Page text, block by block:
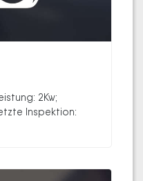
2Kw;
Inspektion: